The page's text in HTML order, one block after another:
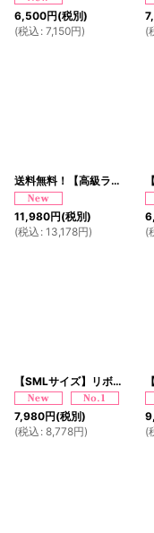
6,500円(税別)
(税込 : 7,150円)
(
送料無料！【高級ライン】【2点セット】艶黒 薔薇 和柄 花柄 豪華 帯 花魁 着物 ドレス コスプレ イベント ハロウィン
11,980円(税別)
(税込 : 13,178円)
(
【SMLサイズ】リボン フレアスカート 袖あり フロントジップ 美胸 美脚 ミニドレス キャバドレス
7,980円(税別)
(税込 : 8,778円)
(